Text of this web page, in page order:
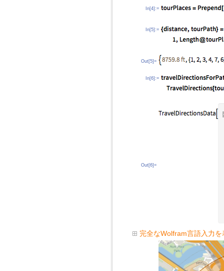
In[4]:=
In[5]:=
Out[5]=
In[6]:=
Out[6]=
完全なWolfram言語入力を